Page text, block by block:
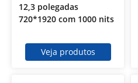
12,3 polegadas
720*1920 com 1000 nits
Veja produtos